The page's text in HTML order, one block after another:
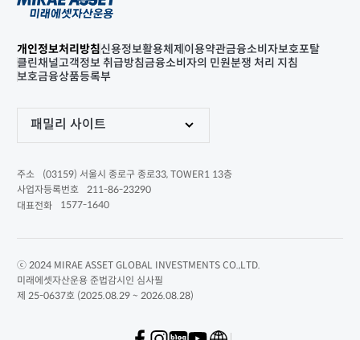
개인정보처리방침신용정보활용체제 이용약관금융소비자보호포탈
클린채널고객정보 취급방침금융소비자의 민원분쟁 처리 지침
보호금융상품등록부
패밀리 사이트
주소
(03159) 서울시 종로구 종로33, TOWER1 13층
사업자등록번호
211-86-23290
대표전화
1577-1640
ⓒ 2024 MIRAE ASSET GLOBAL INVESTMENTS CO.,LTD.
미래에셋자산운용 준법감시인 심사필
제 25-0637호 (2025.08.29 ~ 2026.08.28)